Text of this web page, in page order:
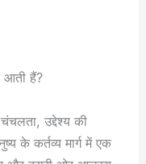
आती हैं?
उद्देश्य की
के कर्तव्य मार्ग में एक